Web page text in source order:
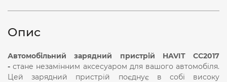
Опис
Автомобільний зарядний пристрій HAVIT CC2017
-стане незамінним аксесуаром для вашого автомобіля.
Цей зарядний пристрій поєднує в собі високу